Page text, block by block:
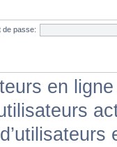
de passe:
en